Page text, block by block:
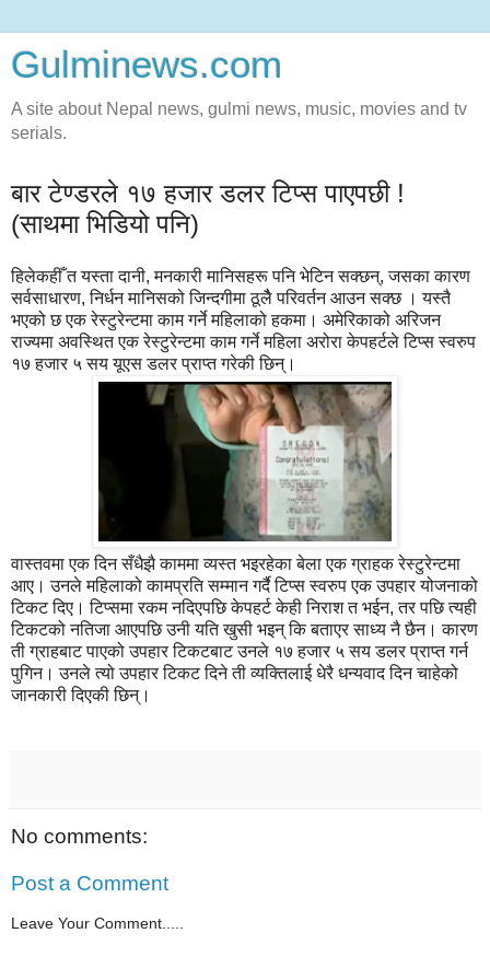
Gulminews.com
A site about Nepal news, gulmi news, music, movies and tv
serials.
बार टेण्डरले १७ हजार डलर टिप्स पाएपछी !
(साथमा भिडियो पनि)
हिलेकहीँ त यस्ता दानी, मनकारी मानिसहरू पनि भेटिन सक्छन्, जसका कारण
सर्वसाधारण, निर्धन मानिसको जिन्दगीमा ठूलैै परिवर्तन आउन सक्छ । यस्तै
भएको छ एक रेस्टुरेन्टमा काम गर्ने महिलाको हकमा। अमेरिकाको अरिजन
राज्यमा अवस्थित एक रेस्टुरेन्टमा काम गर्ने महिला अरोरा केपहर्टले टिप्स स्वरुप
१७ हजार ५ सय यूएस डलर प्राप्त गरेकी छिन्।
वास्तवमा एक दिन सँधैझै काममा व्यस्त भइरहेका बेला एक ग्राहक रेस्टुरेन्टमा
आए। उनले महिलाको कामप्रति सम्मान गर्दै टिप्स स्वरुप एक उपहार योजनाको
टिकट दिए। टिप्समा रकम नदिएपछि केपहर्ट केही निराश त भईन, तर पछि त्यही
टिकटको नतिजा आएपछि उनी यति खुसी भइन् कि बताएर साध्य नै छैन। कारण
ती ग्राहबाट पाएको उपहार टिकटबाट उनले १७ हजार ५ सय डलर प्राप्त गर्न
पुगिन। उनले त्यो उपहार टिकट दिने ती व्यक्तिलाई धेरै धन्यवाद दिन चाहेको
जानकारी दिएकी छिन्।
No comments:
Post a Comment
Leave Your Comment.....